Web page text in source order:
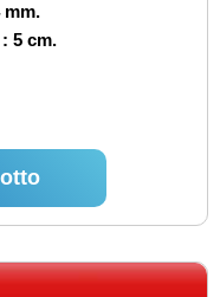
mm.
5 cm.